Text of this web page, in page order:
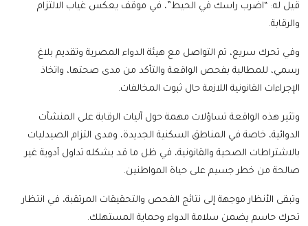
قيل له: “اضرب راسك في الحيط”، في موقف يعكس غياب الالتزام
والرقابة.
وفي تحرك سريع، تم التواصل مع هيئة الدواء المصرية وتقديم بلاغ
رسمي، للمطالبة بفحص الواقعة والتأكد من مدى صحتها، واتخاذ
الإجراءات القانونية اللازمة حال ثبوت المخالفات.
وتثير هذه الواقعة تساؤلات مهمة حول آليات الرقابة على المنشآت
الدوائية، خاصة في المناطق السكنية الجديدة، ومدى التزام الصيدليات
بالاشتراطات الصحية والقانونية، في ظل ما قد يشكله تداول أدوية غير
صالحة من خطر جسيم على حياة المواطنين.
وتبقى الأنظار موجهة إلى نتائج الفحص والتحقيقات المرتقبة، في انتظار
تحرك حاسم يضمن سلامة الدواء وحماية المستهلك.